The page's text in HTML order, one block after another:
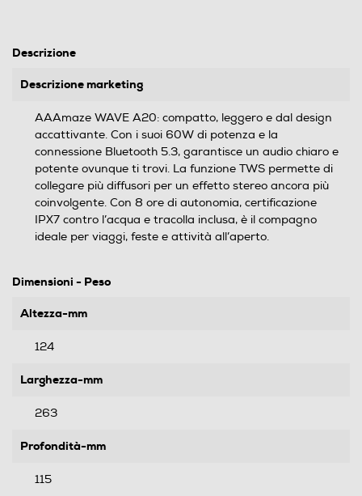
Descrizione
Descrizione marketing
AAAmaze WAVE A20: compatto, leggero e dal design
accattivante. Con i suoi 60W di potenza e la
connessione Bluetooth 5.3, garantisce un audio chiaro e
potente ovunque ti trovi. La funzione TWS permette di
collegare più diffusori per un effetto stereo ancora più
coinvolgente. Con 8 ore di autonomia, certificazione
IPX7 contro l’acqua e tracolla inclusa, è il compagno
ideale per viaggi, feste e attività all’aperto.
Dimensioni - Peso
Altezza-mm
124
Larghezza-mm
263
Profondità-mm
115